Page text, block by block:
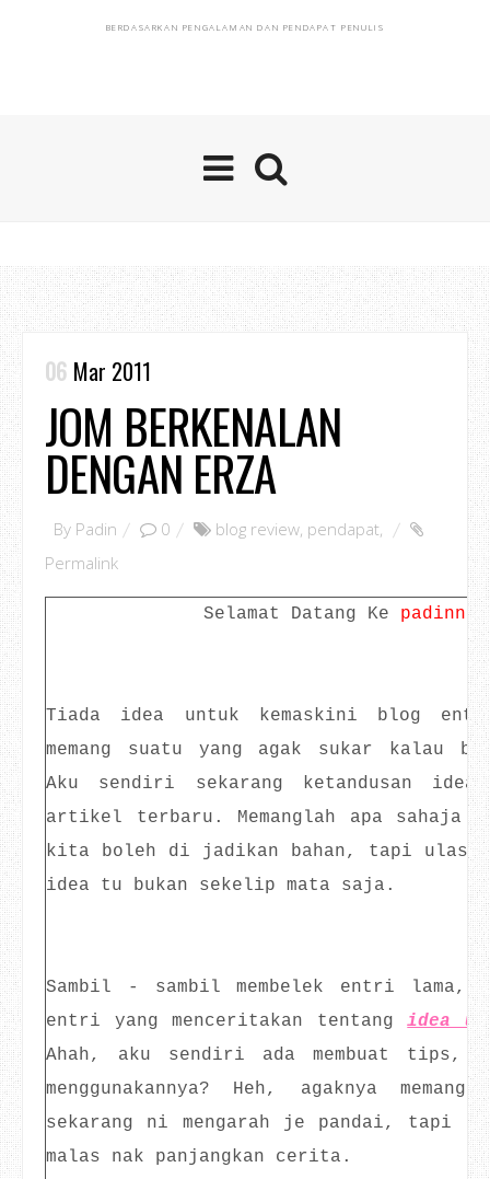
BERDASARKAN PENGALAMAN DAN PENDAPAT PENULIS
06 Mar 2011
JOM BERKENALAN
DENGAN ERZA
By Padin 0 blog review, pendapat,
Permalink
Selamat Datang Ke
Tiada idea untuk kemaskini blog
memang suatu yang agak sukar kalau
Aku sendiri sekarang ketandusan
artikel terbaru. Memanglah apa sahaja
kita boleh di jadikan bahan, tapi ulasan
idea tu bukan sekelip mata saja.
Sambil - sambil membelek entri lama,
entri yang menceritakan tentangidea
Ahah, aku sendiri ada membuat tips,
menggunakannya? Heh, agaknya
sekarang ni mengarah je pandai, tapi
malas nak panjangkan cerita.